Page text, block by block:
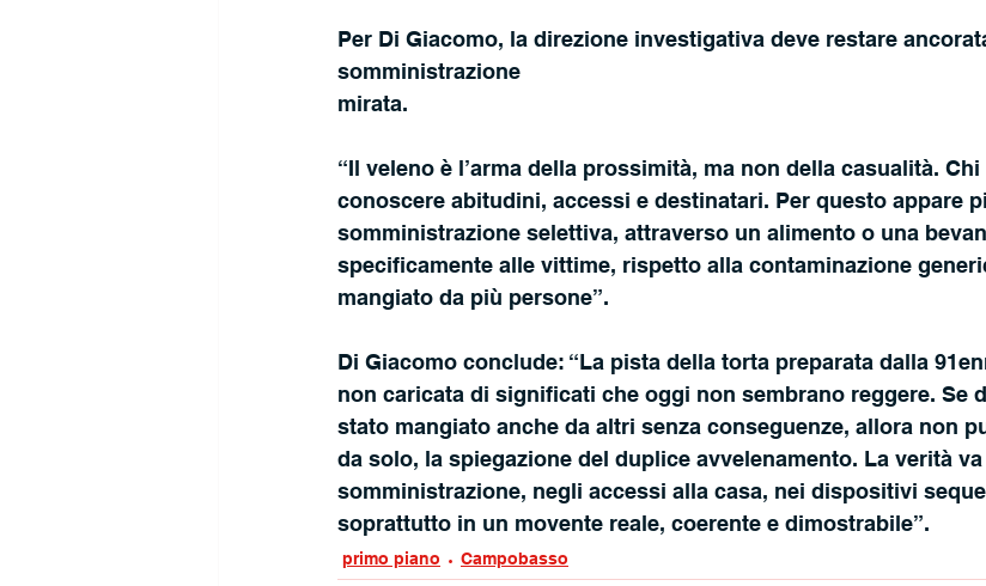
Per Di Giacomo, la direzione investigativa deve restare
somministrazione
mirata.
“Il veleno è l’arma della prossimità, ma non della casualità.
conoscere abitudini, accessi e destinatari. Per questo appare
somministrazione selettiva, attraverso un alimento o una
specificamente alle vittime, rispetto alla contaminazione
mangiato da più persone”.
Di Giacomo conclude: “La pista della torta preparata dalla
non caricata di significati che oggi non sembrano reggere. Se
stato mangiato anche da altri senza conseguenze, allora non
da solo, la spiegazione del duplice avvelenamento. La verità
somministrazione, negli accessi alla casa, nei dispositivi
soprattutto in un movente reale, coerente e dimostrabile”.
primo piano Campobasso